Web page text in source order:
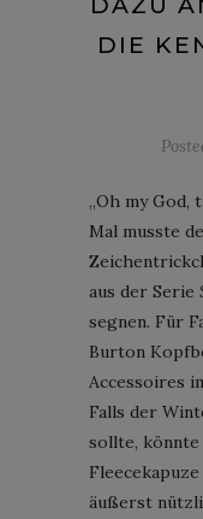
DIE
„Oh my God,
Mal musste
aus der Serie
segnen. Für
Burton
Accessoires
Falls der
sollte, könnte
äußerst